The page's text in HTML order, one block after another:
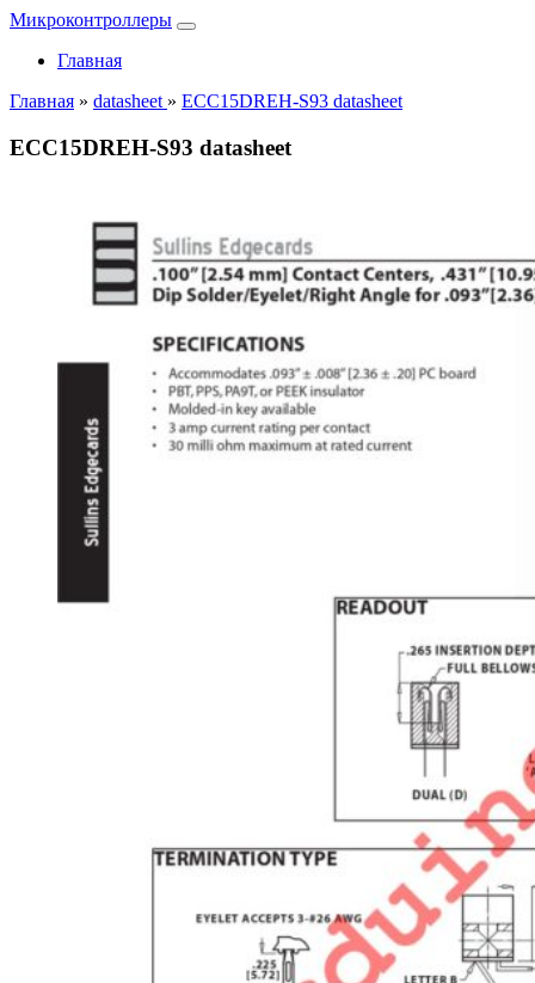
Микроконтроллеры
Главная
Главная » datasheet » ECC15DREH-S93 datasheet
ECC15DREH-S93 datasheet